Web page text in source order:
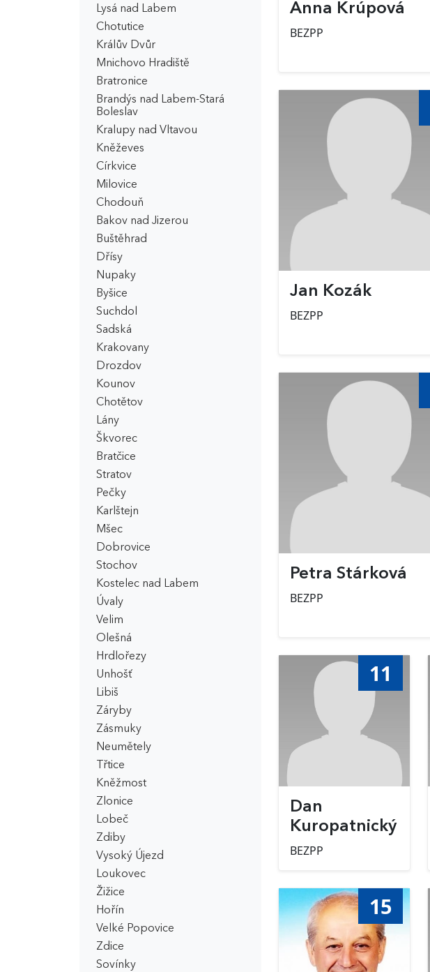
Lysá nad Labem
Chotutice
Králův Dvůr
Mnichovo Hradiště
Bratronice
Brandýs nad Labem-Stará
Boleslav
Kralupy nad Vltavou
Kněževes
Církvice
Milovice
Chodouň
Bakov nad Jizerou
Buštěhrad
Dřísy
Nupaky
Byšice
Suchdol
Sadská
Krakovany
Drozdov
Kounov
Chotětov
Lány
Škvorec
Bratčice
Stratov
Pečky
Karlštejn
Mšec
Dobrovice
Stochov
Kostelec nad Labem
Úvaly
Velim
Olešná
Hrdlořezy
Unhošť
Libiš
Záryby
Zásmuky
Neumětely
Třtice
Kněžmost
Zlonice
Lobeč
Zdiby
Vysoký Újezd
Loukovec
Žižice
Hořín
Velké Popovice
Zdice
Sovínky
Anna Krúpová
BEZPP
Jan Kozák
BEZPP
Petra Stárková
BEZPP
11
Dan
Kuropatnický
BEZPP
15